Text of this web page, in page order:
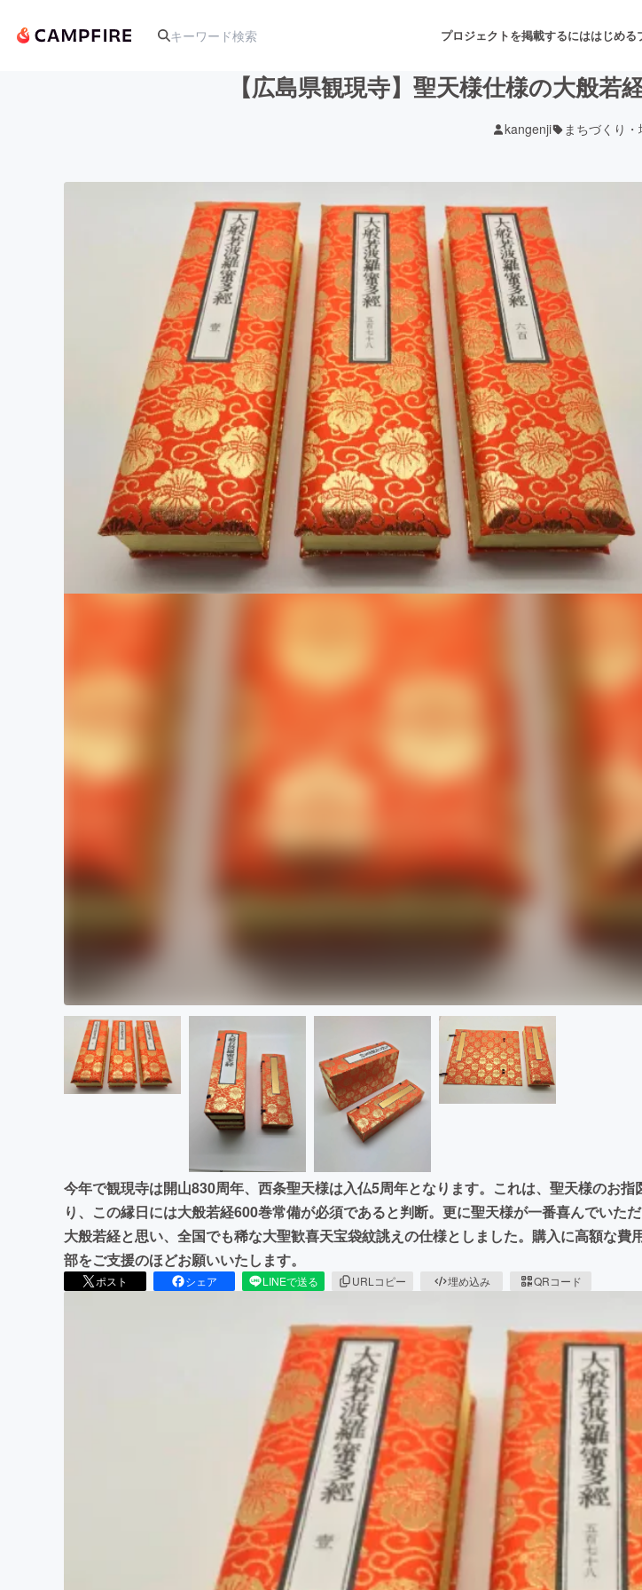
プロジェクトを掲載するにははじめる
アート・写真 音楽
テクノロジー・ガジェット ゲーム・サービス開発
映像・映画 書籍・雑誌出版
ビジネス・起業 チャレンジ
まちづくり・地域活性化
CAMPFIRE for Social Good
CAMPFIREふるさと納税machi-
【広島県観現寺】聖天様仕様の大般
kangenji まちづくり
今年で観現寺は開山830周年、西条聖天様は入仏5周年となります。これは、聖天様のお指
り、この縁日には大般若経600巻常備が必須であると判断。更に聖天様が一番喜んでいた
大般若経と思い、全国でも稀な大聖歓喜天宝袋紋誂えの仕様としました。購入に高額な費
部をご支援のほどお願いいたします。
ポスト シェア LINEで送る URLコピー 埋め込み QRコード